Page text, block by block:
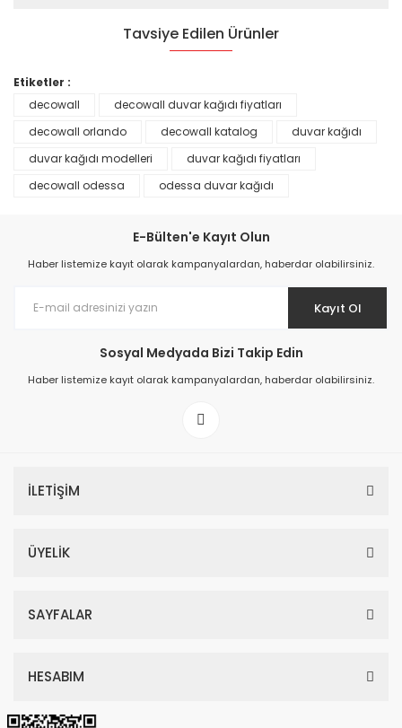
Tavsiye Edilen Ürünler
Prime ArtDECO Duvar Kağıdı Tutkalı 500 gr
199,00 TL
Etiketler :
decowall
decowall duvar kağıdı fiyatları
decowall orlando
decowall katalog
duvar kağıdı
duvar kağıdı modelleri
duvar kağıdı fiyatları
decowall odessa
odessa duvar kağıdı
E-Bülten'e Kayıt Olun
Haber listemize kayıt olarak kampanyalardan, haberdar olabilirsiniz.
Kayıt Ol
Sosyal Medyada Bizi Takip Edin
Haber listemize kayıt olarak kampanyalardan, haberdar olabilirsiniz.
İLETİŞİM
ÜYELİK
SAYFALAR
HESABIM